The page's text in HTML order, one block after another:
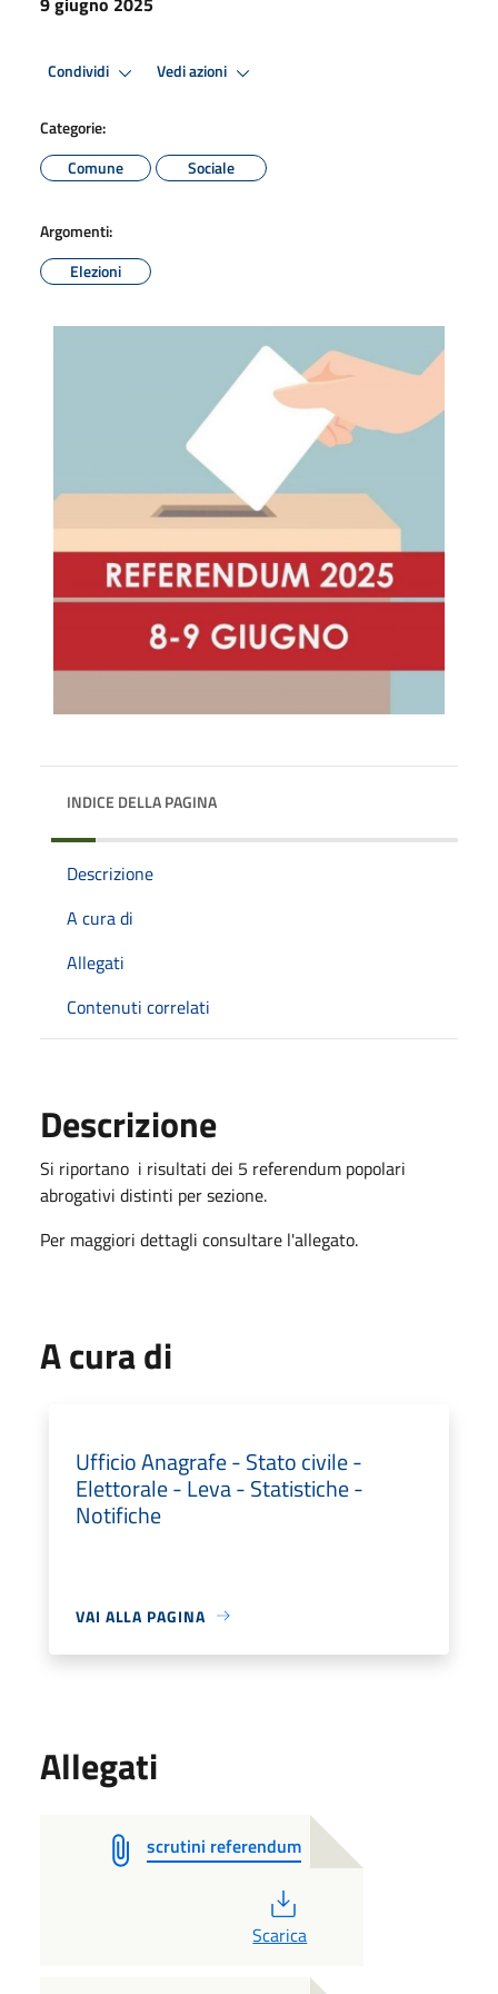
Condividi Vedi azioni
Categorie:
Comune
Sociale
Argomenti:
Elezioni
INDICE DELLA PAGINA
Descrizione
A cura di
Allegati
Contenuti correlati
Descrizione
Si riportano i risultati dei 5 referendum popolari
abrogativi distinti per sezione.
Per maggiori dettagli consultare l'allegato.
A cura di
Ufficio Anagrafe - Stato civile -
Elettorale - Leva - Statistiche -
Notifiche
VAI ALLA PAGINA
Allegati
scrutini referendum
Scarica